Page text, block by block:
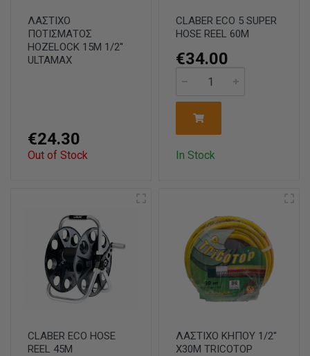
ΛΑΣΤΙΧΟ
ΠΟΤΙΣΜΑΤΟΣ
HOZELOCK 15M 1/2''
ULTAMAX
€24.30
Out of Stock
CLABER ECO 5 SUPER
HOSE REEL 60M
€34.00
In Stock
CLABER ECO HOSE
REEL 45M
ΛΑΣΤΙΧΟ ΚΗΠΟΥ 1/2''
Χ30Μ TRICOTOP